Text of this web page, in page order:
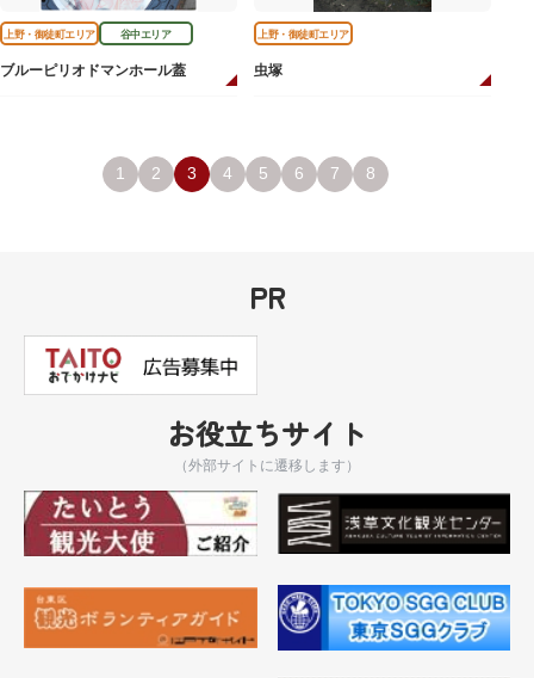
上野・御徒町エリア 谷中エリア
ブルーピリオドマンホール蓋
上野・御徒町エリア
虫塚
1 2 3 4 5 6 7 8
PR
お役立ちサイト
（外部サイトに遷移します）